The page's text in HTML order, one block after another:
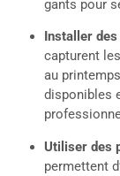
gants pour
Installer
capturent
au
disponibles
Utiliser des
permettent